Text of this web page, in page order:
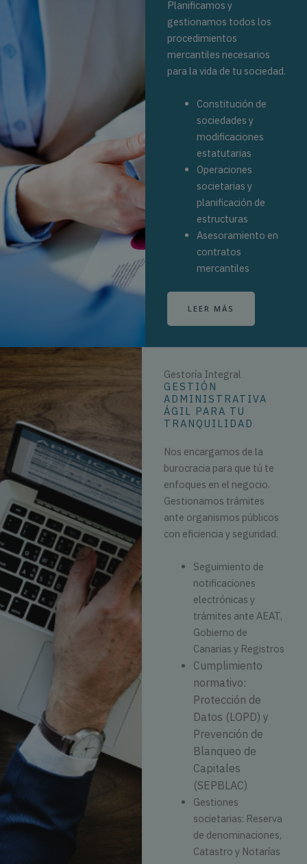
Planificamos y
gestionamos todos los
procedimientos
mercantiles necesarios
para la vida de tu sociedad.
Constitución de
sociedades y
modificaciones
estatutarias
Operaciones
societarias y
planificación de
estructuras
Asesoramiento en
contratos
mercantiles
LEER MÁS
Gestoría Integral
GESTIÓN
ADMINISTRATIVA
ÁGIL PARA TU
TRANQUILIDAD
Nos encargamos de la
burocracia para que tú te
enfoques en el negocio.
Gestionamos trámites
ante organismos públicos
con eficiencia y seguridad.
Seguimiento de
notificaciones
electrónicas y
trámites ante AEAT,
Gobierno de
Canarias y Registros
Cumplimiento
normativo:
Protección de
Datos (LOPD) y
Prevención de
Blanqueo de
Capitales
(SEPBLAC)
Gestiones
societarias: Reserva
de denominaciones,
Catastro y Notarías